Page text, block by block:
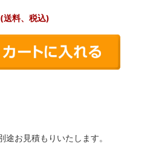
(送料、税込)
お見積もりいたします。